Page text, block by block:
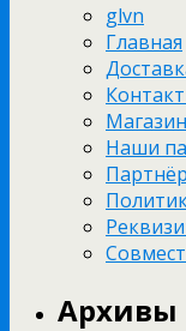
glvn
Главная
Магазин
Наши
Архивы